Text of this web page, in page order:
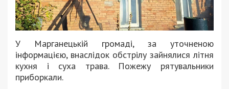
У Марганецькій громаді, за уточненою
інформацією, внаслідок обстрілу зайнялися літня
кухня і суха трава. Пожежу рятувальники
приборкали.